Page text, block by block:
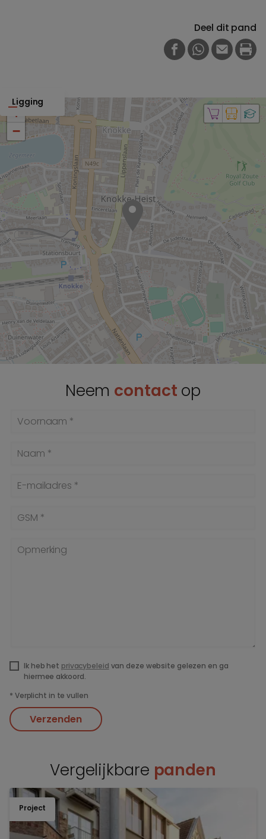
Deel dit pand
FACEBOOK
WHATSAPP
E-MAIL
Ligging
+
−
Neem contact op
Voornaam *
Naam *
E-mailadres *
GSM *
Opmerking
Ik heb het privacybeleid van deze website gelezen en ga
hiermee akkoord.
* Verplicht in te vullen
Verzenden
Vergelijkbare panden
Project